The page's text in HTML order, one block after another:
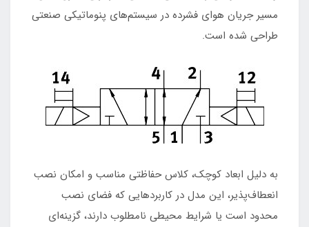
مسیر جریان هوای فشرده در سیستم‌های پنوماتیکی صنعتی
طراحی شده است.
به دلیل ابعاد کوچک، کلاس حفاظتی مناسب و امکان نصب
انعطاف‌پذیر، این مدل در کاربردهایی که فضای نصب
محدود است یا شرایط محیطی نامطلوب دارند، گزینه‌ای